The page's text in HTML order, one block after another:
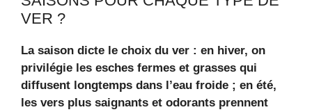
VER ?
La saison dicte le choix du ver : en hiver, on
privilégie les esches fermes et grasses qui
diffusent longtemps dans l’eau froide ; en été,
les vers plus saignants et odorants prennent